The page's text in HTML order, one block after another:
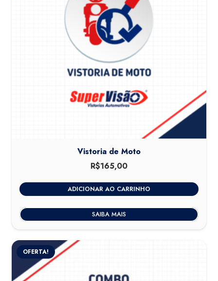
Vistoria de Moto
R$165,00
ADICIONAR AO CARRINHO
SAIBA MAIS
OFERTA!